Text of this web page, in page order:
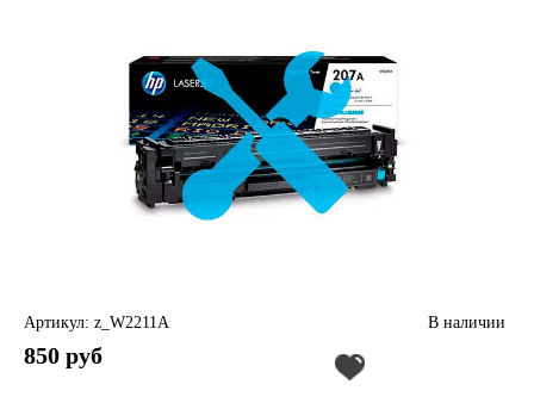
Артикул: z_W2211A В наличии
850 руб